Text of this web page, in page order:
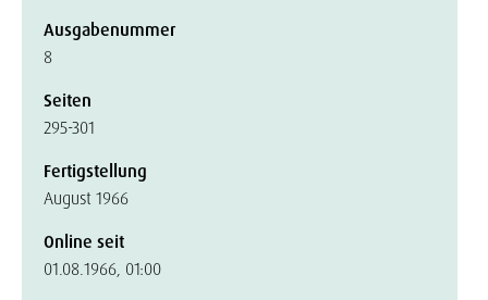
Ausgabenummer
8
Seiten
295-301
Fertigstellung
August 1966
Online seit
01.08.1966, 01:00